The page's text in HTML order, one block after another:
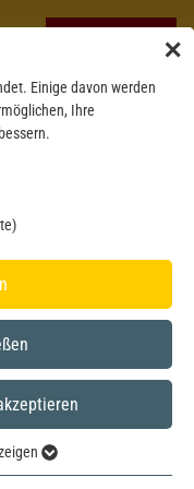
✕
Einige davon werden
Ihre